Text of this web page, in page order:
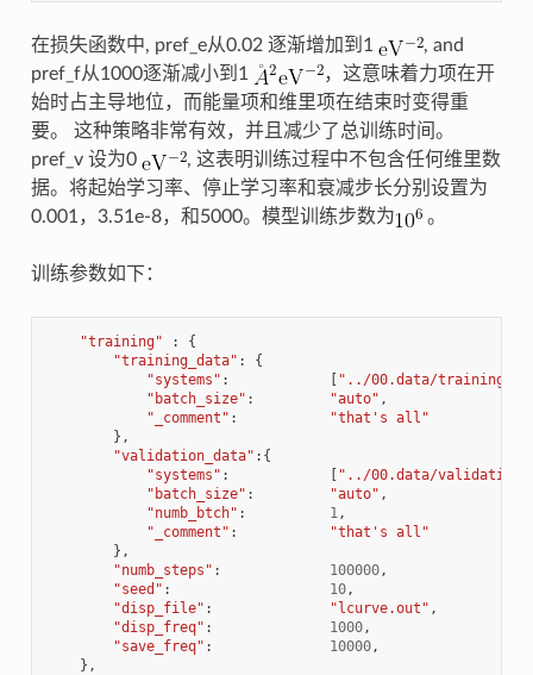
在损失函数中, pref_e从0.02 逐渐增加到1
, and
pref_f从1000逐渐减小到1
，这意味着力项在开
始时占主导地位，而能量项和维里项在结束时变得重
要。 这种策略非常有效，并且减少了总训练时间。
pref_v 设为0
, 这表明训练过程中不包含任何维里数
据。将起始学习率、停止学习率和衰减步长分别设置为
0.001，3.51e-8，和5000。模型训练步数为
。
训练参数如下：
"training" :
{
"training_data" :
{
"systems" : [ "../00.data/
"batch_size" : "auto" ,
"_comment" :
"that's all"
},
"validation_data" :{
"systems" : [ "../00.data/
"batch_size" : "auto" ,
"numb_btch" : 1,
"_comment" :
"that's all"
},
"numb_steps" : 100000,
"seed" : 10,
"disp_file" : "lcurve.out" ,
"disp_freq" : 1000,
"save_freq" : 10000,
},